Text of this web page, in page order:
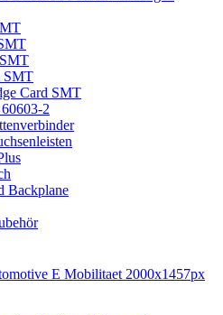
SMT
Card SMT
2
Backplane